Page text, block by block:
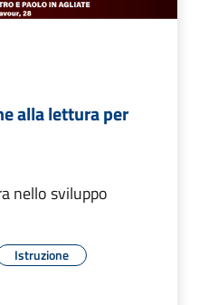
alla lettura per
nello sviluppo
Istruzione